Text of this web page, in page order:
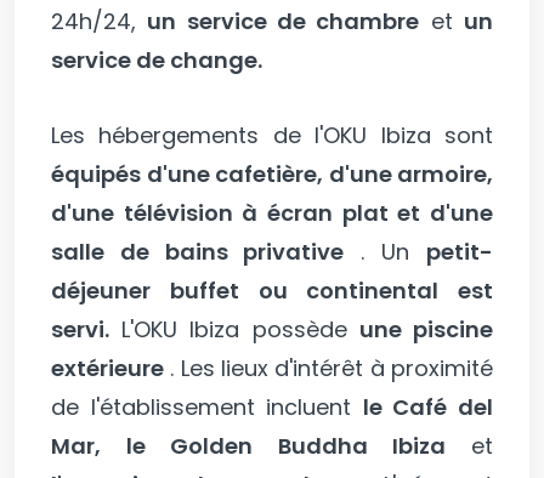
24h/24, un service de chambre et un
service de change.
Les hébergements de l'OKU Ibiza sont
équipés d'une cafetière, d'une armoire,
d'une télévision à écran plat et d'une
salle de bains privative . Un petit-
déjeuner buffet ou continental est
servi. L'OKU Ibiza possède une piscine
extérieure . Les lieux d'intérêt à proximité
de l'établissement incluent le Café del
Mar,
le Golden Buddha Ibiza et